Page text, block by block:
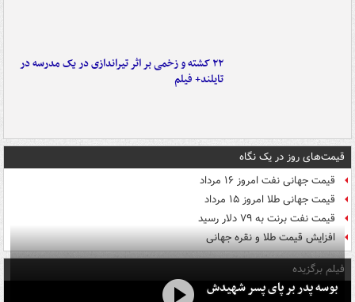
۲۲ کشته و زخمی بر اثر تیراندازی در یک مدرسه در
تایلند+ فیلم
قیمت‌های روز در یک نگاه
قیمت جهانی نفت امروز ۱۶ مرداد
قیمت جهانی طلا امروز ۱۵ مرداد
قیمت نفت برنت به ۷۹ دلار رسید
افزایش قیمت طلا و نقره جهانی
فیلم برگزیده
بوسه‌ پدر بر پای پسر شهیدش